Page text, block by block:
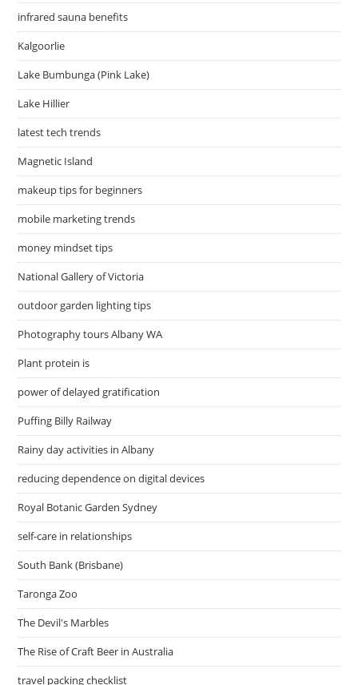
infrared sauna benefits
Kalgoorlie
Lake Bumbunga (Pink Lake)
Lake Hillier
latest tech trends
Magnetic Island
makeup tips for beginners
mobile marketing trends
money mindset tips
National Gallery of Victoria
outdoor garden lighting tips
Photography tours Albany WA
Plant protein is
power of delayed gratification
Puffing Billy Railway
Rainy day activities in Albany
reducing dependence on digital devices
Royal Botanic Garden Sydney
self-care in relationships
South Bank (Brisbane)
Taronga Zoo
The Devil's Marbles
The Rise of Craft Beer in Australia
travel packing checklist